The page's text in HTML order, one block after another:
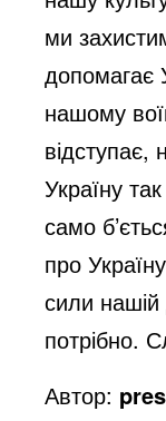
ми
допомагає
нашому
відступає,
Україну
само
про
сили нашій
потрібно.
Автор: